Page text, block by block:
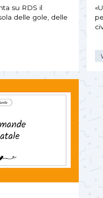
su RDS il
delle gole, delle